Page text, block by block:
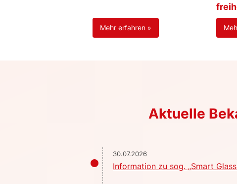
Mehr erfahren »
Aktuelle
30.07.2026
Information zu sog. „Smart